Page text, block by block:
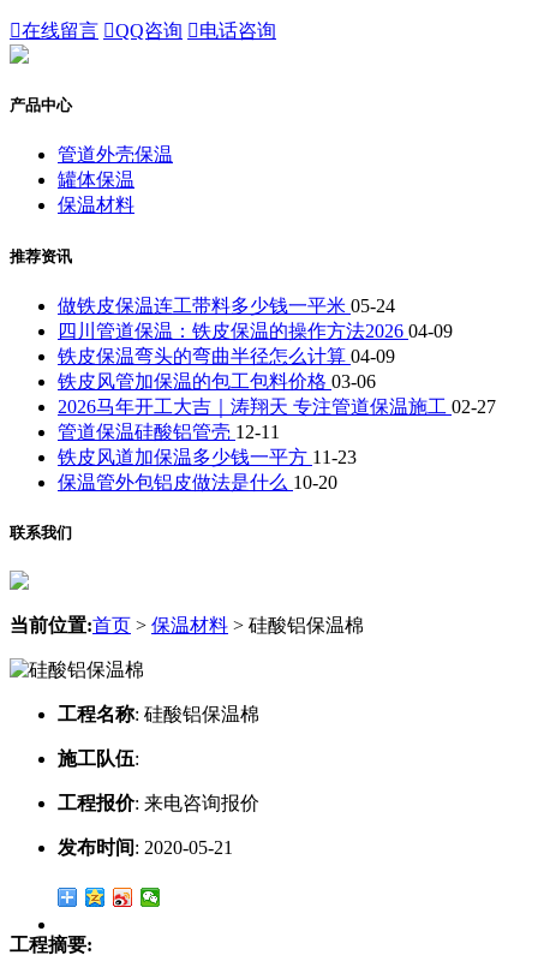
在线留言 QQ咨询 电话咨询
产品中心
管道外壳保温
罐体保温
保温材料
推荐资讯
做铁皮保温连工带料多少钱一平米 05-24
四川管道保温：‌铁皮保温的操作方法2026 04-09
铁皮保温弯头的弯曲半径怎么计算 04-09
铁皮风管加保温的包工包料价格 03-06
2026马年开工大吉｜涛翔天 专注管道保温施工 02-27
管道保温硅酸铝管壳 12-11
铁皮风道加保温多少钱一平方 11-23
保温管外包铝皮做法是什么 10-20
联系我们
当前位置:首页 > 保温材料 > 硅酸铝保温棉
工程名称: 硅酸铝保温棉
施工队伍:
工程报价: 来电咨询报价
发布时间: 2020-05-21
工程摘要: